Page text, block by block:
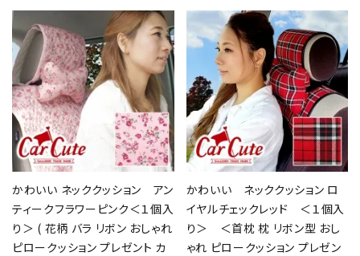
かわいい ネッククッション アン
ティークフラワーピンク＜１個入
り＞ ( 花柄 バラ リボン おしゃれ
ピロークッション プレゼント カ
かわいい ネッククッション ロ
イヤルチェックレッド ＜１個入
り＞ ＜首枕 枕 リボン型 おし
ゃれ ピロークッション プレゼン